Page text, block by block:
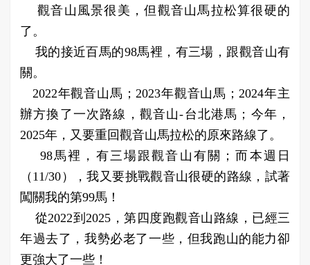
觀音山風景很美，但觀音山馬拉松算很硬的
了。
我的接近百馬的98馬裡，有三場，跟觀音山有
關。
2022年觀音山馬；2023年觀音山馬；2024年主
辦方換了一次路線，觀音山-台北港馬；今年，
2025年，又要重回觀音山馬拉松的原來路線了。
98馬裡，有三場跟觀音山有關；而本週日
（11/30），我又要挑戰觀音山很硬的路線，試著
闖關我的第99馬！
從2022到2025，第四度跑觀音山路線，已經三
年過去了，我勢必老了一些，但我跑山的能力卻
更強大了一些！